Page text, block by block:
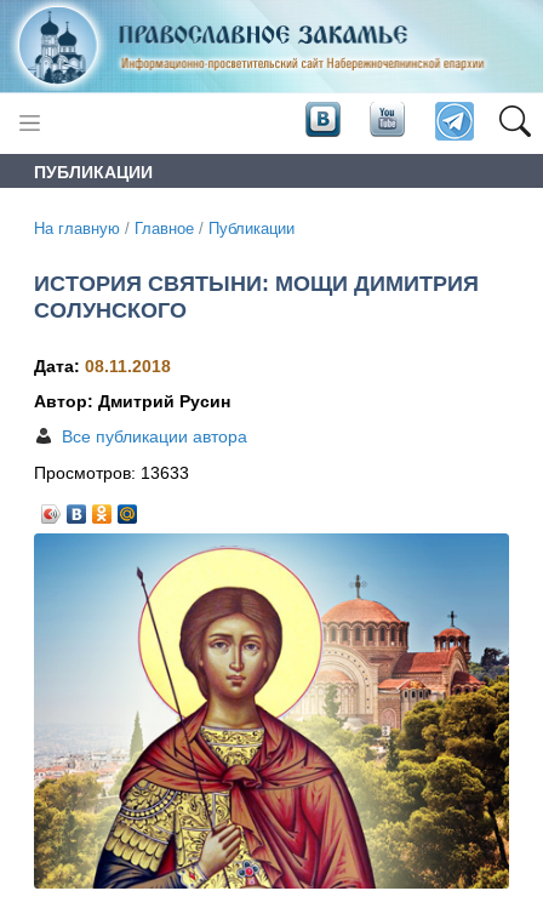
ПУБЛИКАЦИИ
На главную / Главное / Публикации
ИСТОРИЯ СВЯТЫНИ: МОЩИ ДИМИТРИЯ
СОЛУНСКОГО
Дата: 08.11.2018
Автор: Дмитрий Русин
Все публикации автора
Просмотров: 13633